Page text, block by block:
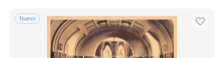
Nuevo